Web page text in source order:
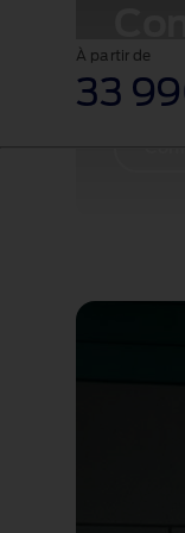
À partir de
33